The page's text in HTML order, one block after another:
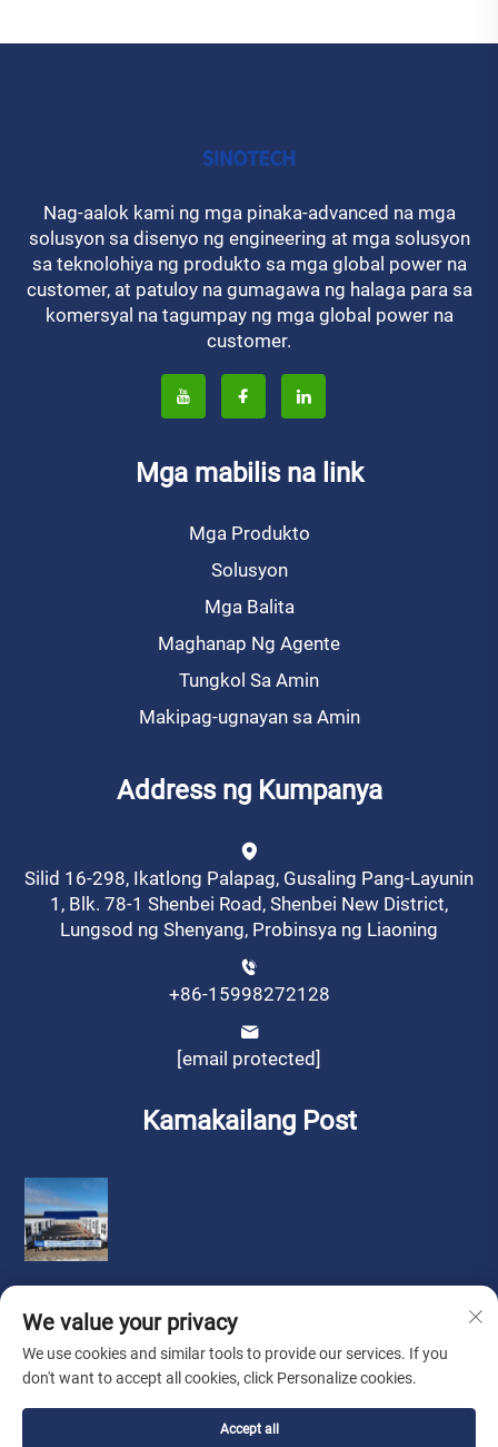
Nag-aalok kami ng mga pinaka-advanced na mga
solusyon sa disenyo ng engineering at mga solusyon
sa teknolohiya ng produkto sa mga global power na
customer, at patuloy na gumagawa ng halaga para sa
komersyal na tagumpay ng mga global power na
customer.
Mga mabilis na link
Mga Produkto
Solusyon
Mga Balita
Maghanap Ng Agente
Tungkol Sa Amin
Makipag-ugnayan sa Amin
Address ng Kumpanya
Silid 16-298, Ikatlong Palapag, Gusaling Pang-Layunin
1, Blk. 78-1 Shenbei Road, Shenbei New District,
Lungsod ng Shenyang, Probinsya ng Liaoning
+86-15998272128
[email protected]
Kamakailang Post
privacy
We value your privacy
We use cookies and similar tools to provide our services. If you
don't want to accept all cookies, click Personalize cookies.
Accept all